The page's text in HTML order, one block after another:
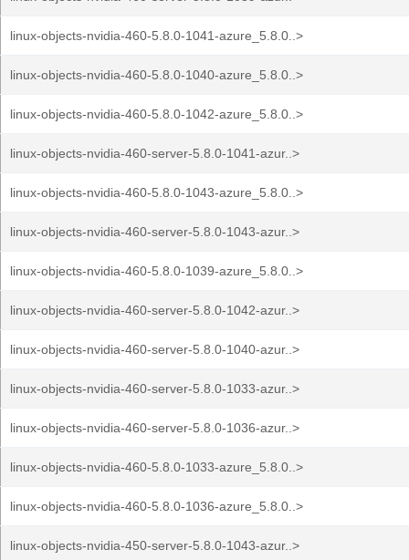
linux-objects-nvidia-460-5.8.0-1041-azure_5.8.0..>
linux-objects-nvidia-460-5.8.0-1040-azure_5.8.0..>
linux-objects-nvidia-460-5.8.0-1042-azure_5.8.0..>
linux-objects-nvidia-460-server-5.8.0-1041-azur..>
linux-objects-nvidia-460-5.8.0-1043-azure_5.8.0..>
linux-objects-nvidia-460-server-5.8.0-1043-azur..>
linux-objects-nvidia-460-5.8.0-1039-azure_5.8.0..>
linux-objects-nvidia-460-server-5.8.0-1042-azur..>
linux-objects-nvidia-460-server-5.8.0-1040-azur..>
linux-objects-nvidia-460-server-5.8.0-1033-azur..>
linux-objects-nvidia-460-server-5.8.0-1036-azur..>
linux-objects-nvidia-460-5.8.0-1033-azure_5.8.0..>
linux-objects-nvidia-460-5.8.0-1036-azure_5.8.0..>
linux-objects-nvidia-450-server-5.8.0-1043-azur..>